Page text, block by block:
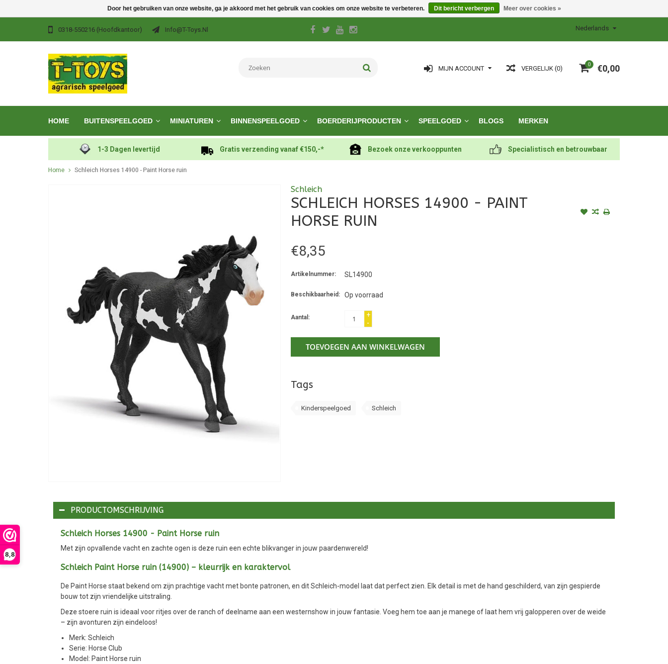
8,8
0318-550216 (hoofdkantoor) Info@t-Toys.nl Nederlands
0 €0,00
VERGELIJK (0)
MIJN ACCOUNT
HOME BUITENSPEELGOED MINIATUREN BINNENSPEELGOED BOERDERIJPRODUCTEN SPEELGOED BLOGS MERKEN
1-3 Dagen levertijd Gratis verzending vanaf €150,-* Bezoek onze verkooppunten Specialistisch en betrouwbaar
Home Schleich Horses 14900 - Paint Horse ruin
Schleich
SCHLEICH HORSES 14900 - PAINT
HORSE RUIN
€8,35
Artikelnummer: SL14900
Beschikbaarheid: Op voorraad
Aantal:
+
-
TOEVOEGEN AAN WINKELWAGEN
Tags
Kinderspeelgoed Schleich
PRODUCTOMSCHRIJVING
Schleich Horses 14900 - Paint Horse ruin
Met zijn opvallende vacht en zachte ogen is deze ruin een echte blikvanger in jouw paardenwereld!
Schleich Paint Horse ruin (14900) – kleurrijk en karaktervol
De Paint Horse staat bekend om zijn prachtige vacht met bonte patronen, en dit Schleich-model laat dat perfect zien. Elk detail is met de hand geschilderd, van zijn gespierde
bouw tot zijn vriendelijke uitstraling.
Deze stoere ruin is ideaal voor ritjes over de ranch of deelname aan een westernshow in jouw fantasie. Voeg hem toe aan je manege of laat hem vrij galopperen over de weide
– zijn avonturen zijn eindeloos!
Merk: Schleich
Serie: Horse Club
Model: Paint Horse ruin
Door het gebruiken van onze website, ga je akkoord met het gebruik van cookies om onze website te verbeteren. Dit bericht verbergen Meer over cookies »